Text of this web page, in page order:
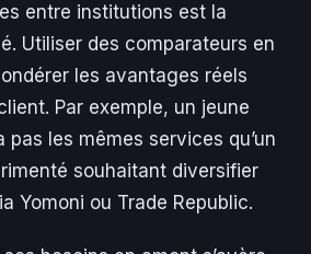
entre institutions est la
Utiliser des comparateurs en
les avantages réels
Par exemple, un jeune
les mêmes services qu’un
souhaitant diversifier
Yomoni ou Trade Republic.